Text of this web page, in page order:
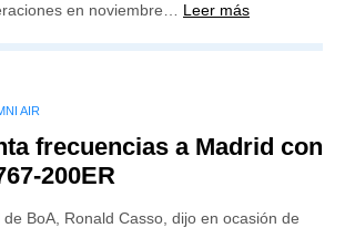
en noviembre… Leer más
AIR
frecuencias a Madrid con
200ER
BoA, Ronald Casso, dijo en ocasión de